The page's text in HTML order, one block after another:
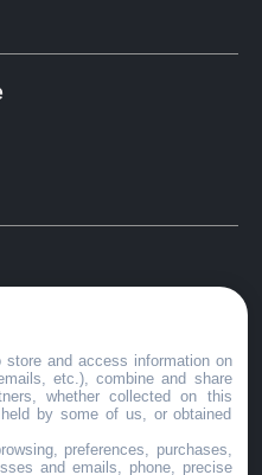
store and access information on
etc.), combine and share
whether collected on this
by some of us, or obtained
preferences, purchases,
and emails, phone, precise